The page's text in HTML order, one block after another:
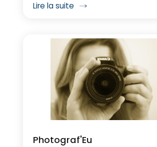
Lire la suite
Photograf'Eu